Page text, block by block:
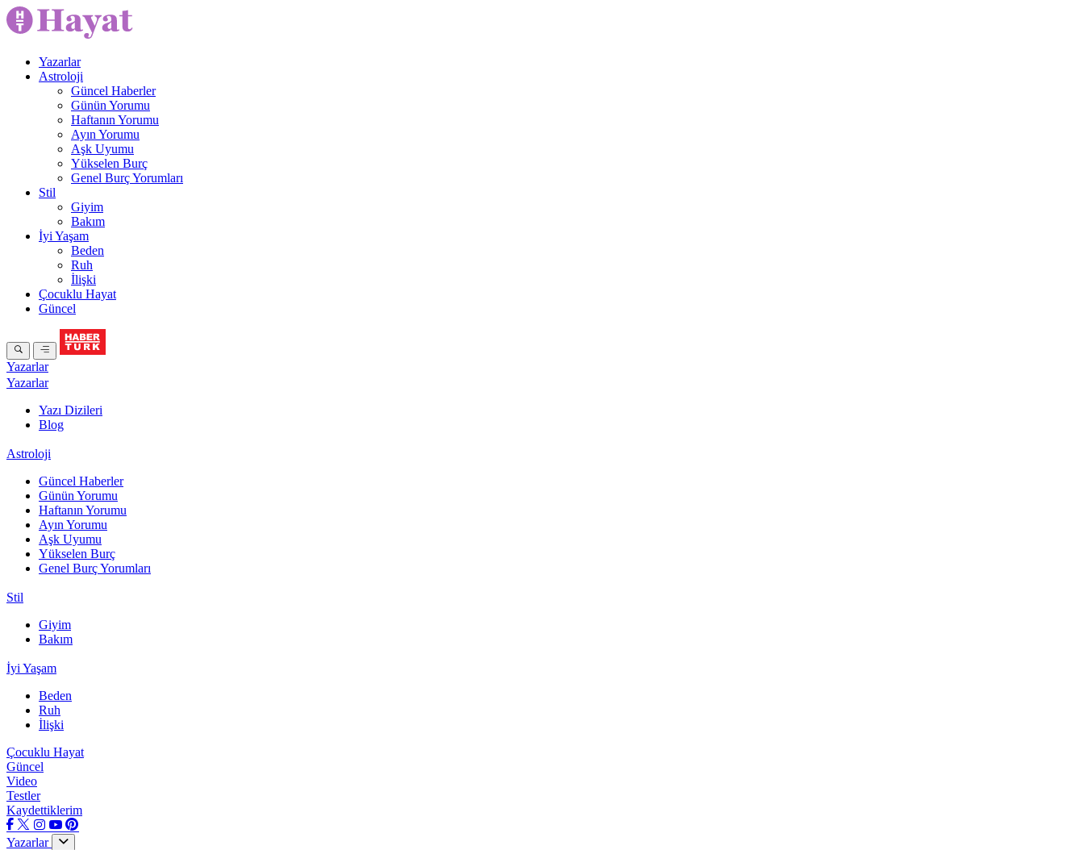
Yazarlar
Astroloji
Güncel Haberler
Günün Yorumu
Haftanın Yorumu
Ayın Yorumu
Aşk Uyumu
Yükselen Burç
Genel Burç Yorumları
Stil
Giyim
Bakım
İyi Yaşam
Beden
Ruh
İlişki
Çocuklu Hayat
Güncel
Yazarlar
Yazarlar
Yazı Dizileri
Blog
Astroloji
Güncel Haberler
Günün Yorumu
Haftanın Yorumu
Ayın Yorumu
Aşk Uyumu
Yükselen Burç
Genel Burç Yorumları
Stil
Giyim
Bakım
İyi Yaşam
Beden
Ruh
İlişki
Çocuklu Hayat
Güncel
Video
Testler
Kaydettiklerim
Yazarlar